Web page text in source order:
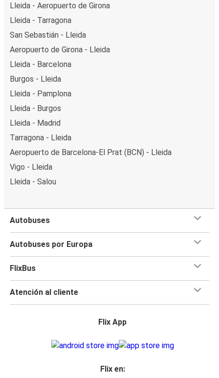
Lleida - Aeropuerto de Girona
Lleida - Tarragona
San Sebastián - Lleida
Aeropuerto de Girona - Lleida
Lleida - Barcelona
Burgos - Lleida
Lleida - Pamplona
Lleida - Burgos
Lleida - Madrid
Tarragona - Lleida
Aeropuerto de Barcelona-El Prat (BCN) - Lleida
Vigo - Lleida
Lleida - Salou
Autobuses
Autobuses por Europa
FlixBus
Atención al cliente
Flix App
Flix en: